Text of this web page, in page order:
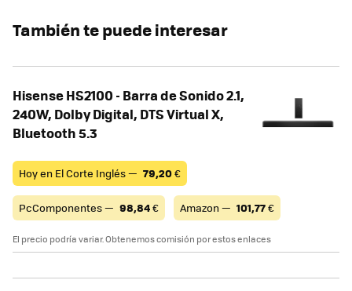
También te puede interesar
Hisense HS2100 - Barra de Sonido 2.1,
240W, Dolby Digital, DTS Virtual X,
Bluetooth 5.3
Hoy en El Corte Inglés — 79,20€
PcComponentes — 98,84€ Amazon — 101,77€
El precio podría variar. Obtenemos comisión por estos enlaces